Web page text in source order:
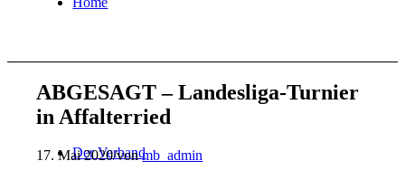
Der Verband
ABGESAGT – Landesliga-Turnier
in Affalterried
17. Mai 2020/vonmb_admin